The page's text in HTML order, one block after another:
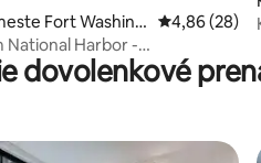
Fort Washing
Priemerné
4,86 (28)
National Harbor -
s 2 spálňami
dovolenkové